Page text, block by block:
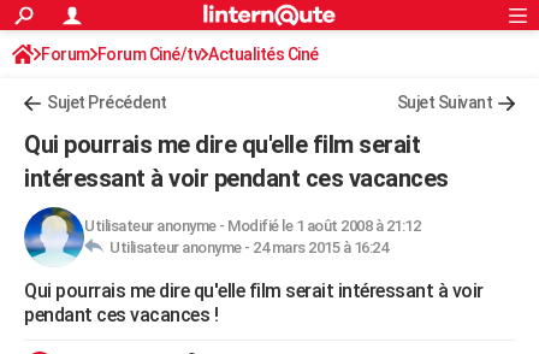
ACTUALITÉS
Politique
Société
Faits Divers
Education
Monde
Villes
+
Programme TV
TNTStreaming
Cinéma
Sorties cinéma
Musique
+FINANCE
Retraite
Impôts
Epargne
Immobilier
Risques naturels par ville
Banque
Assurance
Crédit
AUTO
Essais
Réserver un essai
Citadines
Berlines
SUV
Forum auto
HIGH-TECH
Mobiles
Meilleur smartphone
Internet
Ordinateurs
Jeux vidéo
Guide high-tech
+BRICOLAGE
S'inscrire
Connexion
Forum Forum Ciné/tv Actualités Ciné
Sujet Précédent Sujet Suivant
Qui pourrais me dire qu'elle film serait
intéressant à voir pendant ces vacances
Utilisateur anonyme- Modifié le 1 août 2008 à 21:12
Utilisateur anonyme - 24 mars 2015 à 16:24
Qui pourrais me dire qu'elle film serait intéressant à voir
pendant ces vacances !